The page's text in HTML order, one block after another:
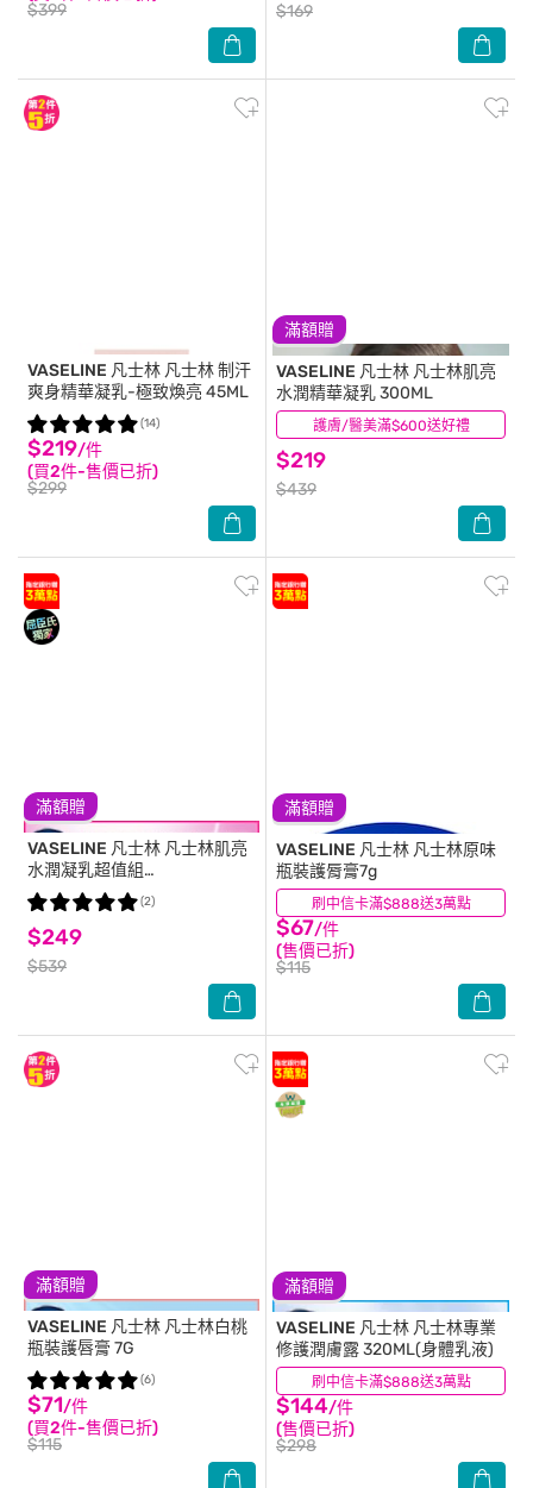
$399
$169
VASELINE 凡士林 凡士林 制汗
爽身精華凝乳-極致煥亮 45ML
$219/件
(買2件-售價已折)
$299
(14)
滿額贈
護膚/醫美滿$600送好禮
VASELINE 凡士林 凡士林肌亮
水潤精華凝乳 300ML
$219
$439
(1)
滿額贈
VASELINE 凡士林 凡士林肌亮
水潤凝乳超值組
(300ML+70ML)2026
$249
$539
(2)
滿額贈
刷中信卡滿$888送3萬點
VASELINE 凡士林 凡士林原味
瓶裝護脣膏7g
$67/件
(售價已折)
$115
(57)
滿額贈
VASELINE 凡士林 凡士林白桃
瓶裝護唇膏 7G
$71/件
(買2件-售價已折)
$115
(6)
滿額贈
刷中信卡滿$888送3萬點
VASELINE 凡士林 凡士林專業
修護潤膚露 320ML(身體乳液)
$144/件
(售價已折)
$298
(30)